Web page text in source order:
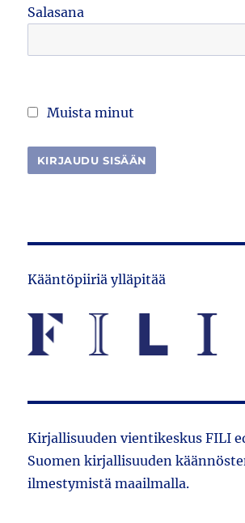
Salasana
Muista minut
Kääntöpiiriä ylläpitää
Kirjallisuuden vientikeskus FILI
Suomen kirjallisuuden
ilmestymistä maailmalla.